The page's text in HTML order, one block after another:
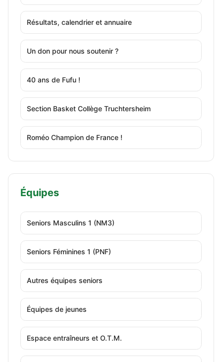
Résultats, calendrier et annuaire
Un don pour nous soutenir ?
40 ans de Fufu !
Section Basket Collège Truchtersheim
Roméo Champion de France !
Équipes
Seniors Masculins 1 (NM3)
Seniors Féminines 1 (PNF)
Autres équipes seniors
Équipes de jeunes
Espace entraîneurs et O.T.M.